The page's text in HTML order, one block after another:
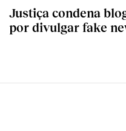
Justiça condena
por divulgar fake